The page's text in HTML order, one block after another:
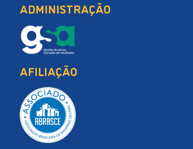
ADMINISTRAÇÃO
AFILIAÇÃO